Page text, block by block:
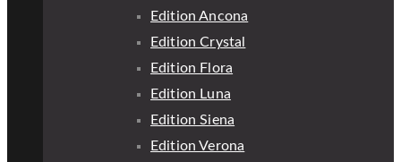
Edition Ancona
Edition Crystal
Edition Flora
Edition Luna
Edition Siena
Edition Verona